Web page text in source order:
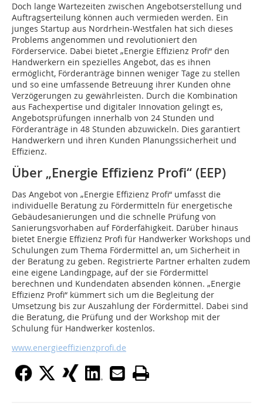
Doch lange Wartezeiten zwischen Angebotserstellung und
Auftragserteilung können auch vermieden werden. Ein
junges Startup aus Nordrhein-Westfalen hat sich dieses
Problems angenommen und revolutioniert den
Förderservice. Dabei bietet „Energie Effizienz Profi“ den
Handwerkern ein spezielles Angebot, das es ihnen
ermöglicht, Förderanträge binnen weniger Tage zu stellen
und so eine umfassende Betreuung ihrer Kunden ohne
Verzögerungen zu gewährleisten. Durch die Kombination
aus Fachexpertise und digitaler Innovation gelingt es,
Angebotsprüfungen innerhalb von 24 Stunden und
Förderanträge in 48 Stunden abzuwickeln. Dies garantiert
Handwerkern und ihren Kunden Planungssicherheit und
Effizienz.
Über „Energie Effizienz Profi“ (EEP)
Das Angebot von „Energie Effizienz Profi“ umfasst die
individuelle Beratung zu Fördermitteln für energetische
Gebäudesanierungen und die schnelle Prüfung von
Sanierungsvorhaben auf Förderfähigkeit. Darüber hinaus
bietet Energie Effizienz Profi für Handwerker Workshops und
Schulungen zum Thema Fördermittel an, um Sicherheit in
der Beratung zu geben. Registrierte Partner erhalten zudem
eine eigene Landingpage, auf der sie Fördermittel
berechnen und Kundendaten absenden können. „Energie
Effizienz Profi“ kümmert sich um die Begleitung der
Umsetzung bis zur Auszahlung der Fördermittel. Dabei sind
die Beratung, die Prüfung und der Workshop mit der
Schulung für Handwerker kostenlos.
www.energieeffizienzprofi.de